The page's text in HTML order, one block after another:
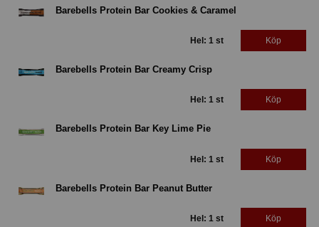
Barebells Protein Bar Cookies & Caramel
Hel: 1 st Köp
Barebells Protein Bar Creamy Crisp
Hel: 1 st Köp
Barebells Protein Bar Key Lime Pie
Hel: 1 st Köp
Barebells Protein Bar Peanut Butter
Hel: 1 st Köp